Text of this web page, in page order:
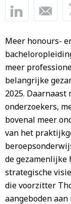
Meer honours-
meer
belangrijke
2025. Daarnaast
onderzoekers,
bovenal meer
van het
de gezamenlijke
strategische
die voorzitter
aangeboden